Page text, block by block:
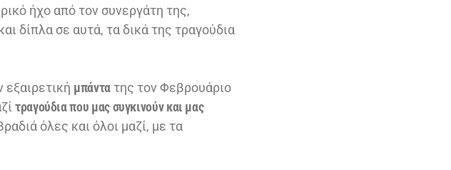
ήχο από τον συνεργάτη της,
δίπλα σε αυτά, τα δικά της τραγούδια
μπάντατης τον Φεβρουάριο
τραγούδια που μας συγκινούν και μας
όλες και όλοι μαζί, με τα